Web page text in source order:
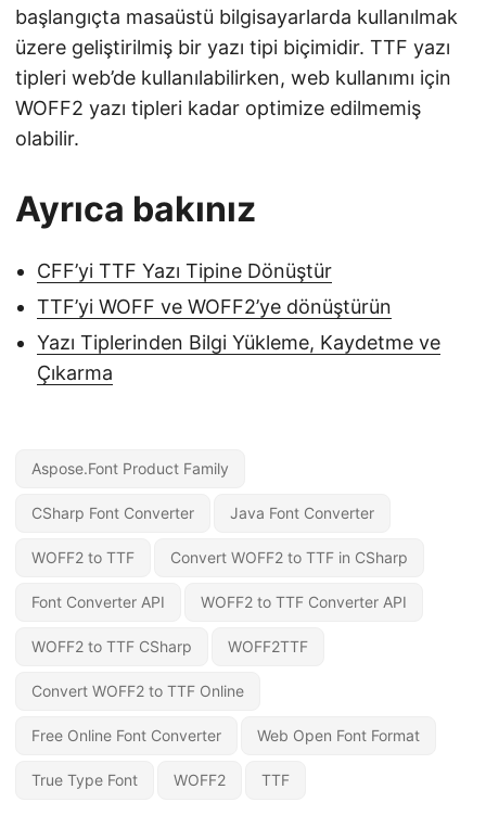
başlangıçta masaüstü bilgisayarlarda kullanılmak
üzere geliştirilmiş bir yazı tipi biçimidir. TTF yazı
tipleri web’de kullanılabilirken, web kullanımı için
WOFF2 yazı tipleri kadar optimize edilmemiş
olabilir.
Ayrıca bakınız
CFF’yi TTF Yazı Tipine Dönüştür
TTF’yi WOFF ve WOFF2’ye dönüştürün
Yazı Tiplerinden Bilgi Yükleme, Kaydetme ve
Çıkarma
Aspose.Font Product Family
CSharp Font Converter Java Font Converter
WOFF2 to TTF Convert WOFF2 to TTF in CSharp
Font Converter API WOFF2 to TTF Converter API
WOFF2 to TTF CSharp WOFF2TTF
Convert WOFF2 to TTF Online
Free Online Font Converter Web Open Font Format
True Type Font WOFF2 TTF